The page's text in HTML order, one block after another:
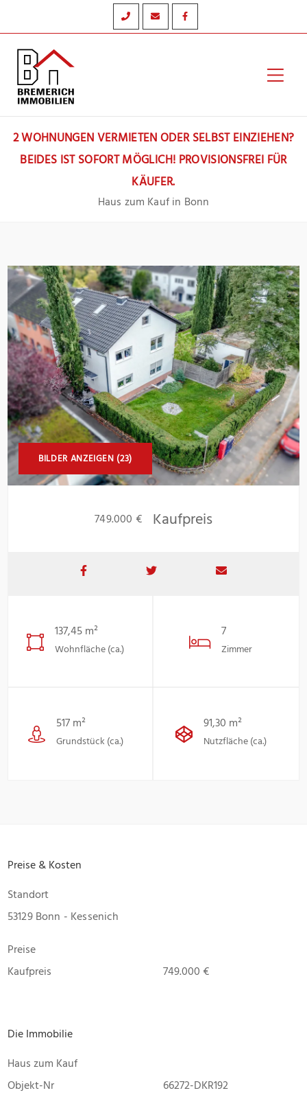
Inhalt
springen
2 WOHNUNGEN VERMIETEN ODER SELBST EINZIEHEN?
BEIDES IST SOFORT MÖGLICH! PROVISIONSFREI FÜR
KÄUFER.
Haus zum Kauf in Bonn
BILDER ANZEIGEN (23)
749.000 € Kaufpreis
137,45 m²
Wohnfläche (ca.)
7
Zimmer
517 m²
Grundstück (ca.)
91,30 m²
Nutzfläche (ca.)
Preise & Kosten
Standort
53129 Bonn - Kessenich
Preise
Kaufpreis
749.000 €
Die Immobilie
Haus zum Kauf
Objekt-Nr
66272-DKR192